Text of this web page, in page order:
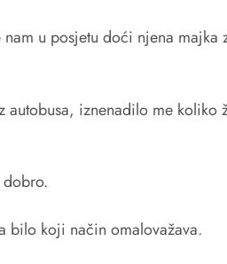
u posjetu doći njena majka
iznenadilo me koliko
bilo koji način omalovažava.